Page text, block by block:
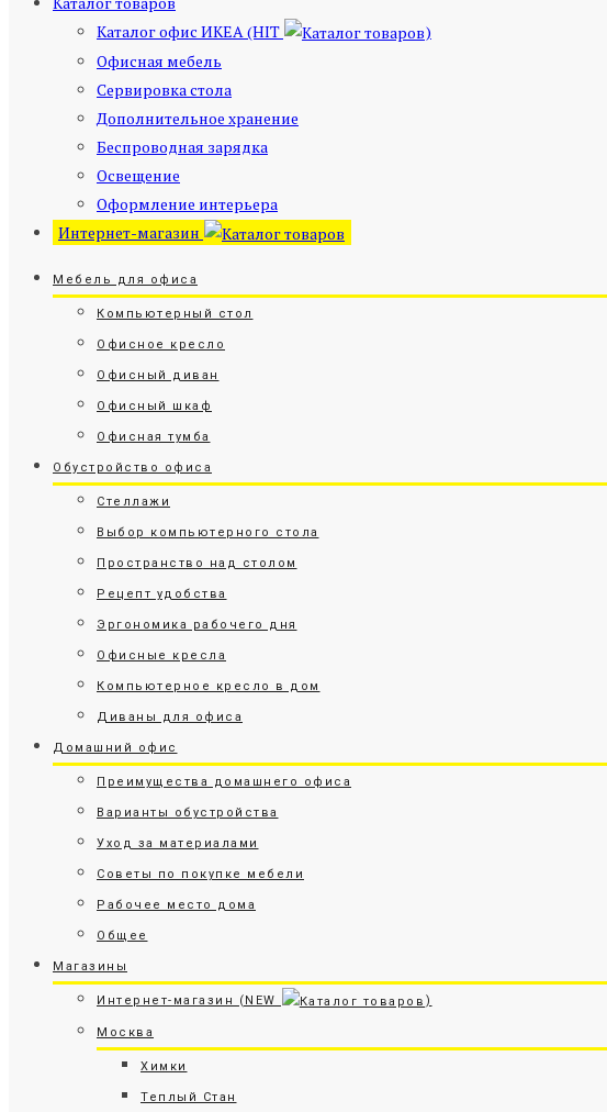
Каталог офис ИКЕА (HIT
)
Офисная мебель
Сервировка стола
Дополнительное хранение
Беспроводная зарядка
Освещение
Оформление интерьера
Интернет-магазин
Мебель для офиса
Компьютерный стол
Офисное кресло
Офисный диван
Офисный шкаф
Офисная тумба
Обустройство офиса
Стеллажи
Выбор компьютерного стола
Пространство над столом
Рецепт удобства
Эргономика рабочего дня
Офисные кресла
Компьютерное кресло в дом
Диваны для офиса
Домашний офис
Преимущества домашнего офиса
Варианты обустройства
Уход за материалами
Советы по покупке мебели
Рабочее место дома
Общее
Магазины
Интернет-магазин (NEW )
Москва
Химки
Теплый Стан